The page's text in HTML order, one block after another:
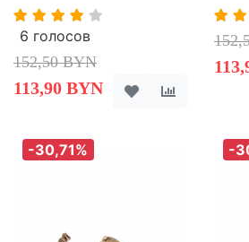
6 голосов
152,50 BYN
113,90 BYN
-30,71% -